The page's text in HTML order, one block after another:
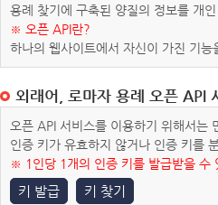
용례 찾기에 구축된 양질의 정보를 개
※ 오픈 API란?
하나의 웹사이트에서 자신이 가진 기
외래어, 로마자 용례 오픈 API
오픈 API 서비스를 이용하기 위해서는
인증 키가 유효하지 않거나 인증 키를
※ 1인당 1개의 인증 키를 발급받을 수
키 발급 키 찾기